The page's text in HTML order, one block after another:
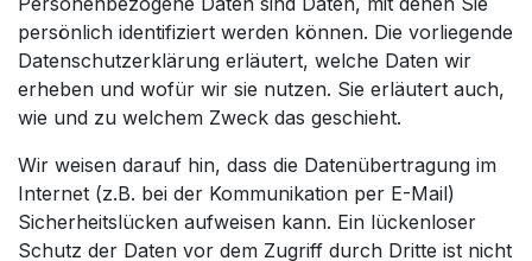
persönlich identifiziert werden können. Die vorliegende
Datenschutzerklärung erläutert, welche Daten wir
erheben und wofür wir sie nutzen. Sie erläutert auch,
wie und zu welchem Zweck das geschieht.
Wir weisen darauf hin, dass die Datenübertragung im
Internet (z.B. bei der Kommunikation per E-Mail)
Sicherheitslücken aufweisen kann. Ein lückenloser
Schutz der Daten vor dem Zugriff durch Dritte ist nicht